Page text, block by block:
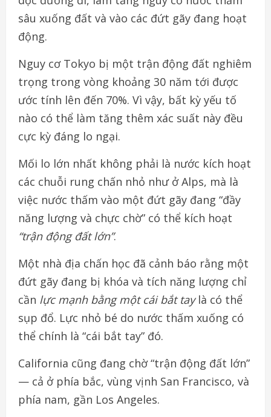
sâu xuống đất và vào các đứt gãy đang hoạt
động.
Nguy cơ Tokyo bị một trận động đất nghiêm
trọng trong vòng khoảng 30 năm tới được
ước tính lên đến 70%. Vì vậy, bất kỳ yếu tố
nào có thể làm tăng thêm xác suất này đều
cực kỳ đáng lo ngại.
Mối lo lớn nhất không phải là nước kích hoạt
các chuỗi rung chấn nhỏ như ở Alps, mà là
việc nước thấm vào một đứt gãy đang “đầy
năng lượng và chực chờ” có thể kích hoạt
“trận động đất lớn”.
Một nhà địa chấn học đã cảnh báo rằng một
đứt gãy đang bị khóa và tích năng lượng chỉ
cần lực mạnh bằng một cái bắt taylà có thể
sụp đổ. Lực nhỏ bé do nước thấm xuống có
thể chính là “cái bắt tay” đó.
California cũng đang chờ “trận động đất lớn”
— cả ở phía bắc, vùng vịnh San Francisco, và
phía nam, gần Los Angeles.